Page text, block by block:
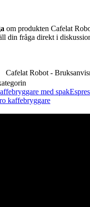
om produkten Cafelat
din fråga direkt i
Cafelat Robot -
med spak
kaffebryggare